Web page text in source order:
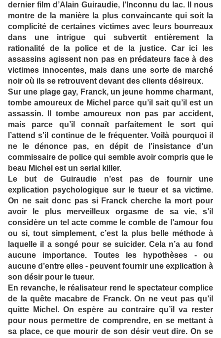
dernier film d’Alain Guiraudie, l’Inconnu du lac. Il nous
montre de la manière la plus convaincante qui soit la
complicité de certaines victimes avec leurs bourreaux
dans une intrigue qui subvertit entièrement la
rationalité de la police et de la justice. Car ici les
assassins agissent non pas en prédateurs face à des
victimes innocentes, mais dans une sorte de marché
noir où ils se retrouvent devant des clients désireux.
Sur une plage gay, Franck, un jeune homme charmant,
tombe amoureux de Michel parce qu’il sait qu’il est un
assassin. Il tombe amoureux non pas par accident,
mais parce qu’il connaît parfaitement le sort qui
l’attend s’il continue de le fréquenter. Voilà pourquoi il
ne le dénonce pas, en dépit de l’insistance d’un
commissaire de police qui semble avoir compris que le
beau Michel est un serial killer.
Le but de Guiraudie n’est pas de fournir une
explication psychologique sur le tueur et sa victime.
On ne sait donc pas si Franck cherche la mort pour
avoir le plus merveilleux orgasme de sa vie, s’il
considère un tel acte comme le comble de l’amour fou
ou si, tout simplement, c’est la plus belle méthode à
laquelle il a songé pour se suicider. Cela n’a au fond
aucune importance. Toutes les hypothèses - ou
aucune d’entre elles - peuvent fournir une explication à
son désir pour le tueur.
En revanche, le réalisateur rend le spectateur complice
de la quête macabre de Franck. On ne veut pas qu’il
quitte Michel. On espère au contraire qu’il va rester
pour nous permettre de comprendre, en se mettant à
sa place, ce que mourir de son désir veut dire. On se